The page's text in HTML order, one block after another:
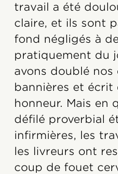
travail a été
claire, et ils sont
fond négligés à
pratiquement du
avons doublé nos
bannières et écrit
honneur. Mais en
défilé proverbial
infirmières, les
les livreurs ont
coup de fouet